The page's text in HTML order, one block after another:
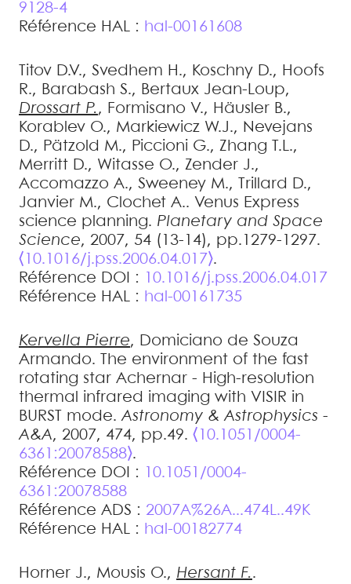
9128-4
Référence HAL : hal-00161608
Titov D.V., Svedhem H., Koschny D., Hoofs
R., Barabash S., Bertaux Jean-Loup,
Drossart P., Formisano V., Häusler B.,
Korablev O., Markiewicz W.J., Nevejans
D., Pätzold M., Piccioni G., Zhang T.L.,
Merritt D., Witasse O., Zender J.,
Accomazzo A., Sweeney M., Trillard D.,
Janvier M., Clochet A.. Venus Express
science planning. Planetary and Space
Science, 2007, 54 (13-14), pp.1279-1297.
⟨10.1016/j.pss.2006.04.017⟩.
Référence DOI :
10.1016/j.pss.2006.04.017
Référence HAL : hal-00161735
Kervella Pierre, Domiciano de Souza
Armando.
The environment of the fast
rotating star Achernar - High-resolution
thermal infrared imaging with VISIR in
BURST mode.Astronomy & Astrophysics -
A&A, 2007, 474, pp.49. ⟨10.1051/0004-
6361:20078588⟩.
Référence DOI :
10.1051/0004-
6361:20078588
Référence ADS : 2007A%26A...474L..49K
Référence HAL : hal-00182774
Horner J., Mousis O., Hersant F..